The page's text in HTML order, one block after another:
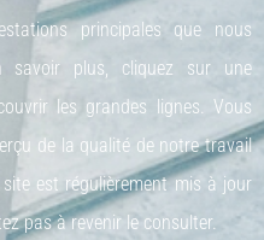
principales que nous
savoir plus, cliquez sur une
les grandes lignes. Vous
de la qualité de notre travail
est régulièrement mis à jour
pas à revenir le consulter.